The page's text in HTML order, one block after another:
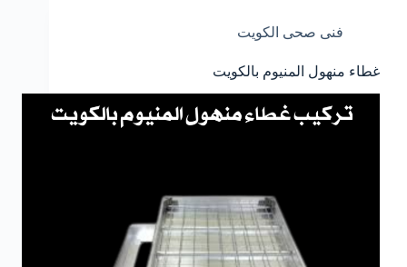
فنى صحى الكويت
غطاء منهول المنيوم بالكويت